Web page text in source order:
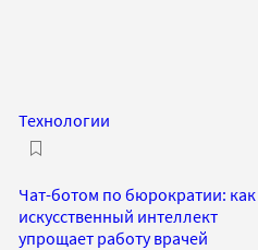
Технологии
Чат-ботом по бюрократии: как
искусственный интеллект
упрощает работу врачей